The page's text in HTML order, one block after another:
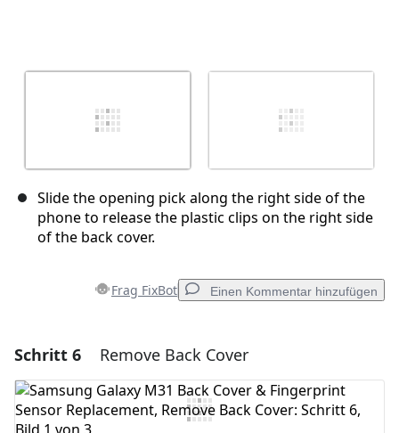
Slide the opening pick along the right side of the
phone to release the plastic clips on the right side
of the back cover.
Frag FixBot Einen Kommentar hinzufügen
Einen Kommentar hinzufügen
Kommentar hinzufügen
Schritt 6 Remove Back Cover